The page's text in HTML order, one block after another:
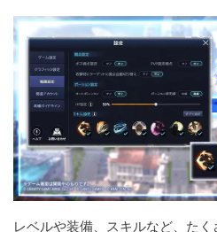
レベルや装備、スキルなど、た